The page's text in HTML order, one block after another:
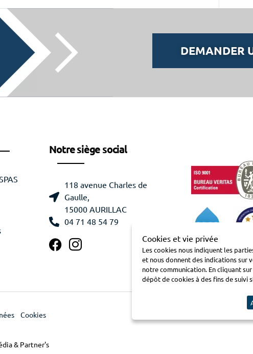
DEMANDER
Notre siège social
118 avenue Charles de
Gaulle,
15000 AURILLAC
04 71 48 54 79
Cookies
& Partner's
Cookies et vie privée
Les cookies nous indiquent les
et nous donnent des indications sur
notre communication. En cliquant
dépôt de cookies à des fins de suivi